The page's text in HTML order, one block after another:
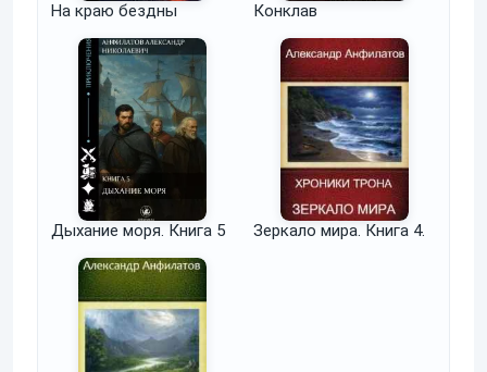
На краю бездны Конклав
Дыхание моря. Книга 5 Зеркало мира. Книга 4.